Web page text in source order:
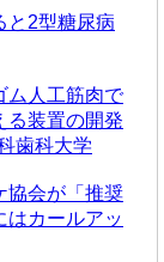
と2型糖尿病
ム人工筋肉で
る装置の開発
歯科大学
協会が「推奨
はカールアッ